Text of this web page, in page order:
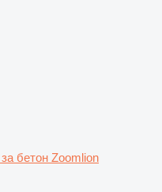
бетон Zoomlion